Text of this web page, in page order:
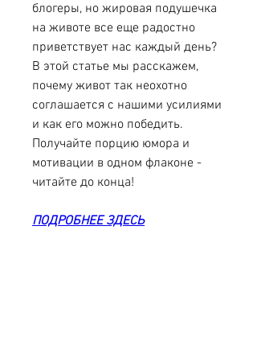
блогеры, но жировая подушечка
на животе все еще радостно
приветствует нас каждый день?
В этой статье мы расскажем,
почему живот так неохотно
соглашается с нашими усилиями
и как его можно победить.
Получайте порцию юмора и
мотивации в одном флаконе -
читайте до конца!
ПОДРОБНЕЕ ЗДЕСЬ